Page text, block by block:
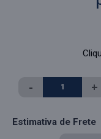
- +
Estimativa de Frete